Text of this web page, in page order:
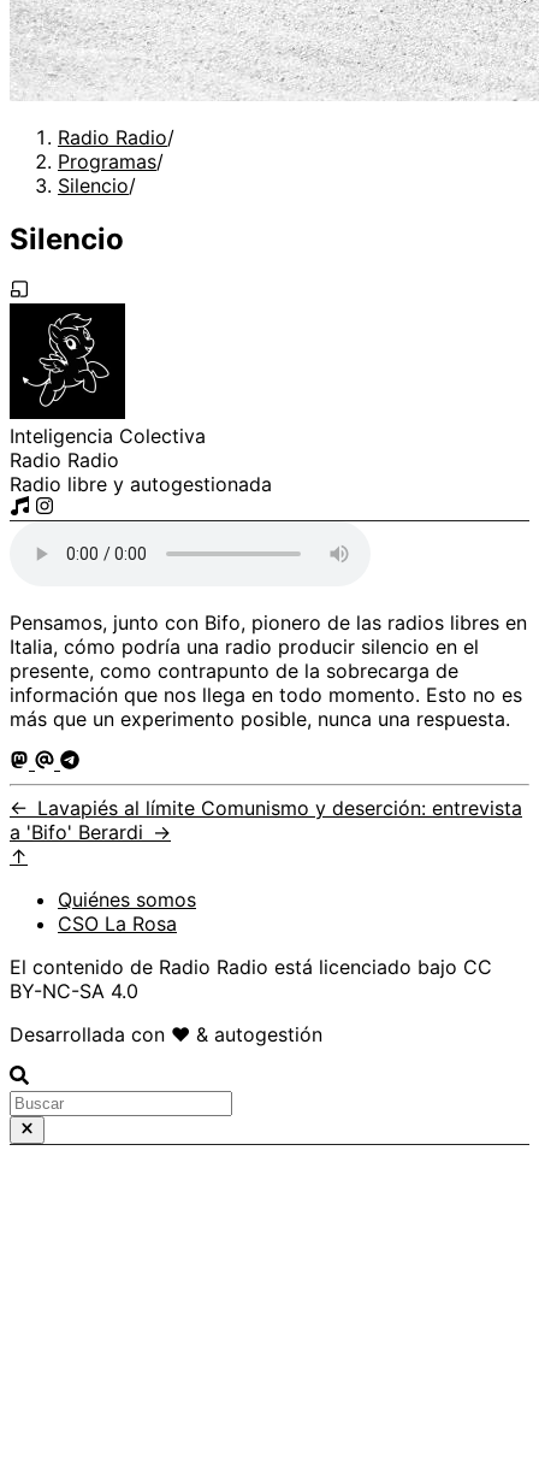
Radio Radio/
Programas/
Silencio/
Silencio
Inteligencia Colectiva
Radio Radio
Radio libre y autogestionada
Pensamos, junto con Bifo, pionero de las radios libres en
Italia, cómo podría una radio producir silencio en el
presente, como contrapunto de la sobrecarga de
información que nos llega en todo momento. Esto no es
más que un experimento posible, nunca una respuesta.
← Lavapiés al límite Comunismo y deserción: entrevista
a 'Bifo' Berardi →
↑
Quiénes somos
CSO La Rosa
El contenido de Radio Radio está licenciado bajo CC
BY-NC-SA 4.0
Desarrollada con ❤️ & autogestión